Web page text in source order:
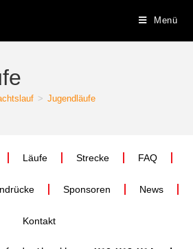
Menü
> Jugendläufe
Läufe Strecke FAQ
Sponsoren News
Kontakt